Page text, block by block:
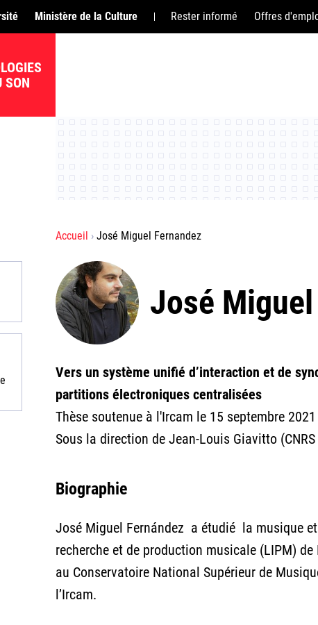
SON
Ministère de la Culture Rester informé Offres
Accueil José Miguel Fernandez
José
Vers un système unifié d’interaction et de
partitions électroniques centralisées
Thèse soutenue à l'Ircam le 15 septembre 2021
Sous la direction de Jean-Louis Giavitto
Biographie
José Miguel Fernández a étudié la musique
recherche et de production musicale (LIPM)
au Conservatoire National Supérieur de
l’Ircam.